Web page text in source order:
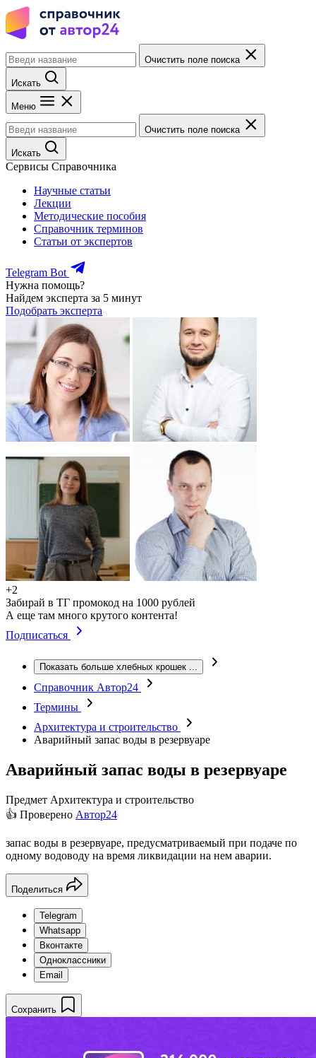
Очистить поле поиска
Искать
Меню
Очистить поле поиска
Искать
Сервисы Справочника
Научные статьи
Лекции
Методические пособия
Справочник терминов
Статьи от экспертов
Telegram Bot
Нужна помощь?
Найдем эксперта за 5 минут
Подобрать эксперта
+2
Забирай в ТГ промокод на 1000 рублей
А еще там много крутого контента!
Подписаться
Показать больше хлебных крошек ...
Справочник Автор24
Термины
Архитектура и строительство
Аварийный запас воды в резервуаре
Аварийный запас воды в резервуаре
Предмет Архитектура и строительство
👍 Проверено Автор24
запас воды в резервуаре, предусматриваемый при подаче по
одному водоводу на время ликвидации на нем аварии.
Поделиться
Telegram
Whatsapp
Вконтакте
Одноклассники
Email
Сохранить